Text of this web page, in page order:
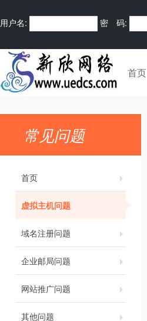
用户名: 密 码:
首页
常见问题
首页
虚拟主机问题
域名注册问题
企业邮局问题
网站推广问题
其他问题